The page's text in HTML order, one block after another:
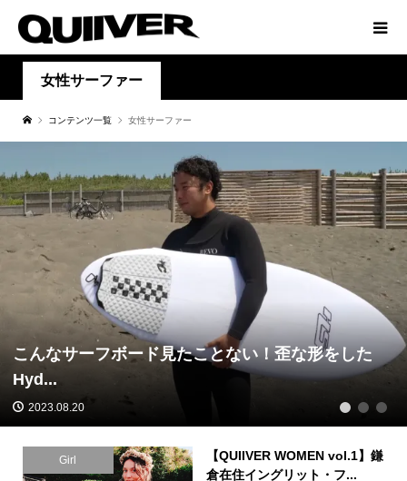
女性サーファー
コンテンツ一覧 女性サーファー
こんなサーフボード見たことない！歪な形をした
Hyd...
2023.08.20 1 2 3
Girl
【QUIIVER WOMEN vol.1】鎌
倉在住イングリット・フ...